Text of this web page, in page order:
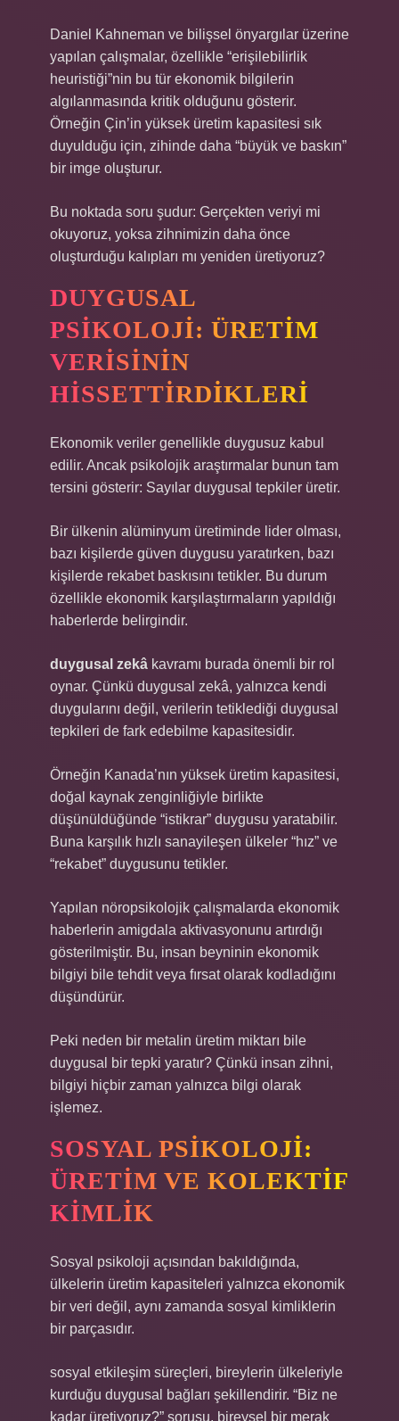
Daniel Kahneman ve bilişsel önyargılar üzerine
yapılan çalışmalar, özellikle “erişilebilirlik
heuristiği”nin bu tür ekonomik bilgilerin
algılanmasında kritik olduğunu gösterir.
Örneğin Çin’in yüksek üretim kapasitesi sık
duyulduğu için, zihinde daha “büyük ve baskın”
bir imge oluşturur.
Bu noktada soru şudur: Gerçekten veriyi mi
okuyoruz, yoksa zihnimizin daha önce
oluşturduğu kalıpları mı yeniden üretiyoruz?
DUYGUSAL
PSIKOLOJI: ÜRETIM
VERISININ
HISSETTIRDIKLERI
Ekonomik veriler genellikle duygusuz kabul
edilir. Ancak psikolojik araştırmalar bunun tam
tersini gösterir: Sayılar duygusal tepkiler üretir.
Bir ülkenin alüminyum üretiminde lider olması,
bazı kişilerde güven duygusu yaratırken, bazı
kişilerde rekabet baskısını tetikler. Bu durum
özellikle ekonomik karşılaştırmaların yapıldığı
haberlerde belirgindir.
duygusal zekâ kavramı burada önemli bir rol
oynar. Çünkü duygusal zekâ, yalnızca kendi
duygularını değil, verilerin tetiklediği duygusal
tepkileri de fark edebilme kapasitesidir.
Örneğin Kanada’nın yüksek üretim kapasitesi,
doğal kaynak zenginliğiyle birlikte
düşünüldüğünde “istikrar” duygusu yaratabilir.
Buna karşılık hızlı sanayileşen ülkeler “hız” ve
“rekabet” duygusunu tetikler.
Yapılan nöropsikolojik çalışmalarda ekonomik
haberlerin amigdala aktivasyonunu artırdığı
gösterilmiştir. Bu, insan beyninin ekonomik
bilgiyi bile tehdit veya fırsat olarak kodladığını
düşündürür.
Peki neden bir metalin üretim miktarı bile
duygusal bir tepki yaratır? Çünkü insan zihni,
bilgiyi hiçbir zaman yalnızca bilgi olarak
işlemez.
SOSYAL PSIKOLOJI:
ÜRETIM VE KOLEKTIF
KIMLIK
Sosyal psikoloji açısından bakıldığında,
ülkelerin üretim kapasiteleri yalnızca ekonomik
bir veri değil, aynı zamanda sosyal kimliklerin
bir parçasıdır.
sosyal etkileşim süreçleri, bireylerin ülkeleriyle
kurduğu duygusal bağları şekillendirir. “Biz ne
kadar üretiyoruz?” sorusu, bireysel bir merak